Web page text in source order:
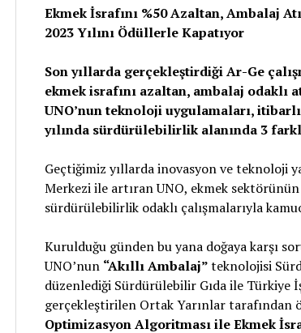
Ekmek İsrafını %50 Azaltan, Ambalaj
2023 Yılını Ödüllerle Kapatıyor
Son yıllarda gerçekleştirdiği Ar-Ge
ekmek israfını azaltan, ambalaj odaklı
UNO’nun teknoloji uygulamaları,
yılında sürdürülebilirlik alanında 3
Geçtiğimiz yıllarda inovasyon ve teknoloji
Merkezi ile artıran UNO, ekmek
sürdürülebilirlik odaklı çalışmalarıyla
Kurulduğu günden bu yana doğaya karşı
UNO’nun “Akıllı Ambalaj”teknolojisi
düzenlediği Sürdürülebilir Gıda ile Türkiye
gerçekleştirilen Ortak Yarınlar tarafından
Optimizasyon Algoritması ile Ekmek